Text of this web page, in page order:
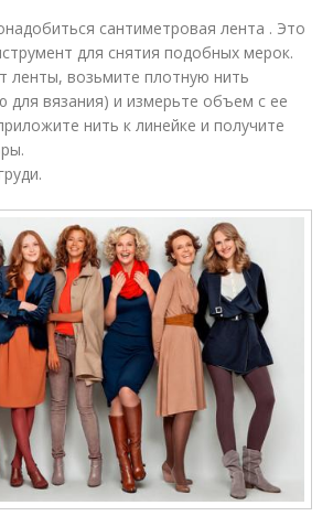
сантиметровая лента . Это
для снятия подобных мерок.
ленты, возьмите плотную нить
для вязания) и измерьте объем с ее
нить к линейке и получите